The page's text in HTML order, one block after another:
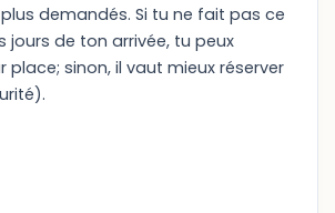
demandés. Si tu ne fait pas ce
jours de ton arrivée, tu peux
place; sinon, il vaut mieux réserver